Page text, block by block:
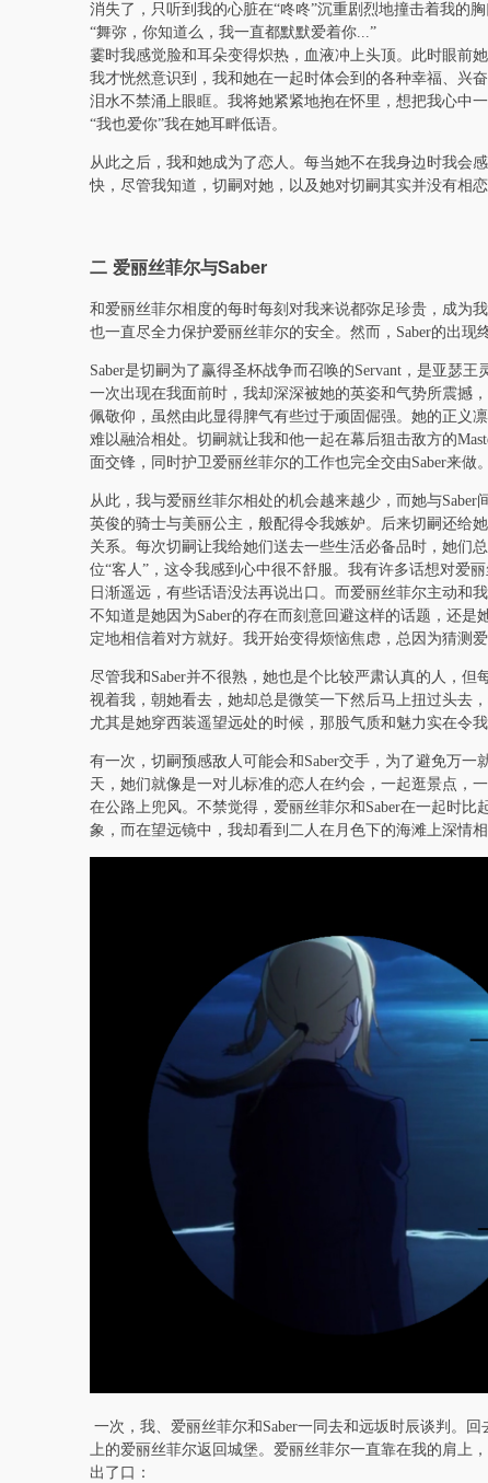
消失了，只听到我的心脏在“咚咚”沉重剧烈地撞击着我的
“舞弥，你知道么，我一直都默默爱着你...”
霎时我感觉脸和耳朵变得炽热，血液冲上头顶。此时眼前
我才恍然意识到，我和她在一起时体会到的各种幸福、兴
泪水不禁涌上眼眶。我将她紧紧地抱在怀里，想把我心中
“我也爱你”我在她耳畔低语。
从此之后，我和她成为了恋人。每当她不在我身边时我会
快，尽管我知道，切嗣对她，以及她对切嗣其实并没有相恋
二 爱丽丝菲尔与Saber
和爱丽丝菲尔相度的每时每刻对我来说都弥足珍贵，成为
也一直尽全力保护爱丽丝菲尔的安全。然而，Saber的出现
Saber是切嗣为了赢得圣杯战争而召唤的Servant，是亚瑟
一次出现在我面前时，我却深深被她的英姿和气势所震撼
佩敬仰，虽然由此显得脾气有些过于顽固倔强。她的正义
难以融洽相处。切嗣就让我和他一起在幕后狙击敌方的
面交锋，同时护卫爱丽丝菲尔的工作也完全交由Saber来做。
从此，我与爱丽丝菲尔相处的机会越来越少，而她与
英俊的骑士与美丽公主，般配得令我嫉妒。后来切嗣还给
关系。每次切嗣让我给她们送去一些生活必备品时，她们
位“客人”，这令我感到心中很不舒服。我有许多话想对爱
日渐遥远，有些话语没法再说出口。而爱丽丝菲尔主动和
不知道是她因为Saber的存在而刻意回避这样的话题，还
定地相信着对方就好。我开始变得烦恼焦虑，总因为猜测
尽管我和Saber并不很熟，她也是个比较严肃认真的人，
视着我，朝她看去，她却总是微笑一下然后马上扭过头去
尤其是她穿西装遥望远处的时候，那股气质和魅力实在令我
有一次，切嗣预感敌人可能会和Saber交手，为了避免万
天，她们就像是一对儿标准的恋人在约会，一起逛景点，
在公路上兜风。不禁觉得，爱丽丝菲尔和Saber在一起时
象，而在望远镜中，我却看到二人在月色下的海滩上深情
一次，我、爱丽丝菲尔和Saber一同去和远坂时辰谈判。
上的爱丽丝菲尔返回城堡。爱丽丝菲尔一直靠在我的肩上
出了口：